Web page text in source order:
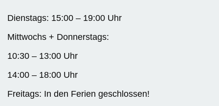
Dienstags: 15:00 – 19:00 Uhr
Mittwochs + Donnerstags:
10:30 – 13:00 Uhr
14:00 – 18:00 Uhr
Freitags: In den Ferien geschlossen!